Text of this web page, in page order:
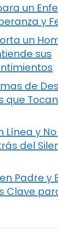
un
y
un
sus
de
que
Línea y
del
Padre y
Clave